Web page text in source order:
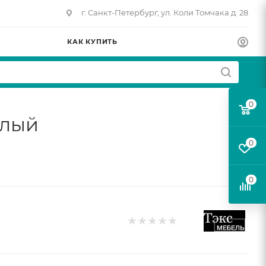
г. Санкт-Петербург, ул. Коли Томчака д. 28
КАК КУПИТЬ
0
0
0